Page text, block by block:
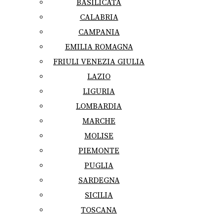
BASILICATA
CALABRIA
CAMPANIA
EMILIA ROMAGNA
FRIULI VENEZIA GIULIA
LAZIO
LIGURIA
LOMBARDIA
MARCHE
MOLISE
PIEMONTE
PUGLIA
SARDEGNA
SICILIA
TOSCANA